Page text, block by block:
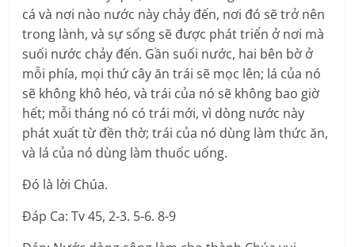
cá và nơi nào nước này chảy đến, nơi đó sẽ trở nên
trong lành, và sự sống sẽ được phát triển ở nơi mà
suối nước chảy đến. Gần suối nước, hai bên bờ ở
mỗi phía, mọi thứ cây ăn trái sẽ mọc lên; lá của nó
sẽ không khô héo, và trái của nó sẽ không bao giờ
hết; mỗi tháng nó có trái mới, vì dòng nước này
phát xuất từ đền thờ; trái của nó dùng làm thức ăn,
và lá của nó dùng làm thuốc uống.
Ðó là lời Chúa.
Ðáp Ca: Tv 45, 2-3. 5-6. 8-9